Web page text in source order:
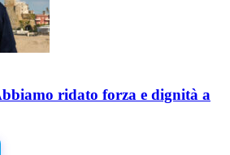
ridato forza e dignità a